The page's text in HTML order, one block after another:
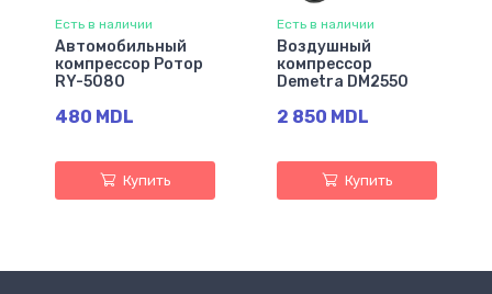
Есть в наличии
Автомобильный
компрессор Ротор
RY-5080
480 MDL
Купить
Есть в наличии
Воздушный
компрессор
Demetra DM2550
2 850 MDL
Купить